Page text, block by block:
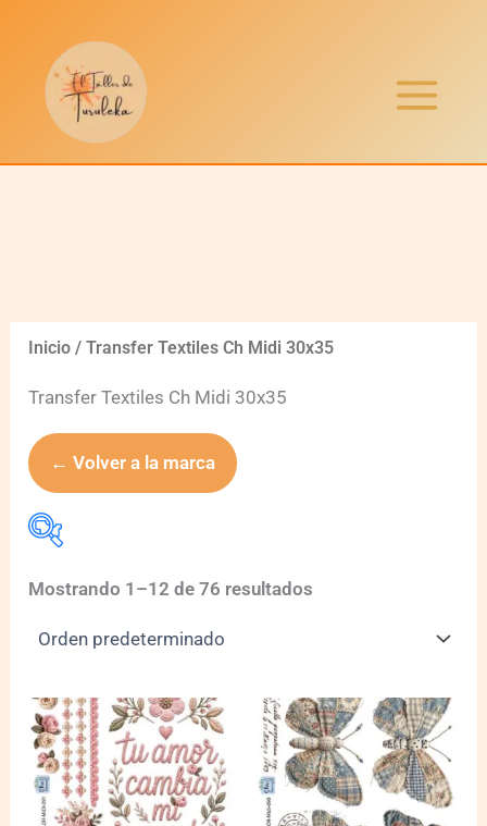
contenido
Inicio / Transfer Textiles Ch Midi 30x35
Transfer Textiles Ch Midi 30x35
← Volver a la marca
marca
marca
Mostrando 1–12 de 76 resultados
TMID-
090
quantity